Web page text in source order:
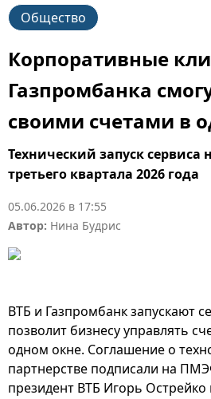
Общество
Корпоративные
Газпромбанка
своими счетами в
Технический запуск сервиса
третьего квартала 2026 года
05.06.2026 в 17:55
Автор: Нина Будрис
ВТБ и Газпромбанк запускают
позволит бизнесу управлять
одном окне. Соглашение о
партнерстве подписали на
президент ВТБ Игорь